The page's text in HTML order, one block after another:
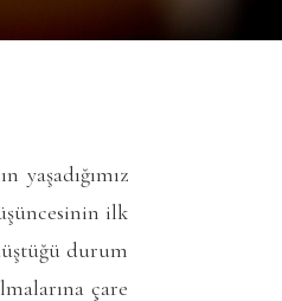
yaşadığımız
ilk
durum
çare